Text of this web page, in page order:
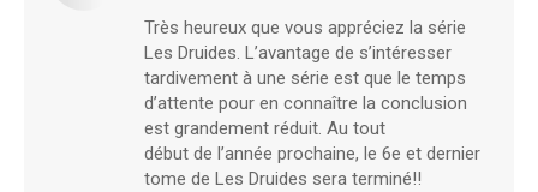
Très heureux que vous appréciez la série
Les Druides. L’avantage de s’intéresser
tardivement à une série est que le temps
d’attente pour en connaître la conclusion
est grandement réduit. Au tout
début de l’année prochaine, le 6e et dernier
tome de Les Druides sera terminé!!